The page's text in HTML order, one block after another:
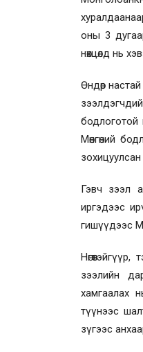
оны 3
нөхцөлд нь
Өндөр
бодлоготой
Мөнгөний
Гэвч зээл
иргэдээс
гишүүдээс
зээлийн
хамгаалах
түүнээс
зүгээс